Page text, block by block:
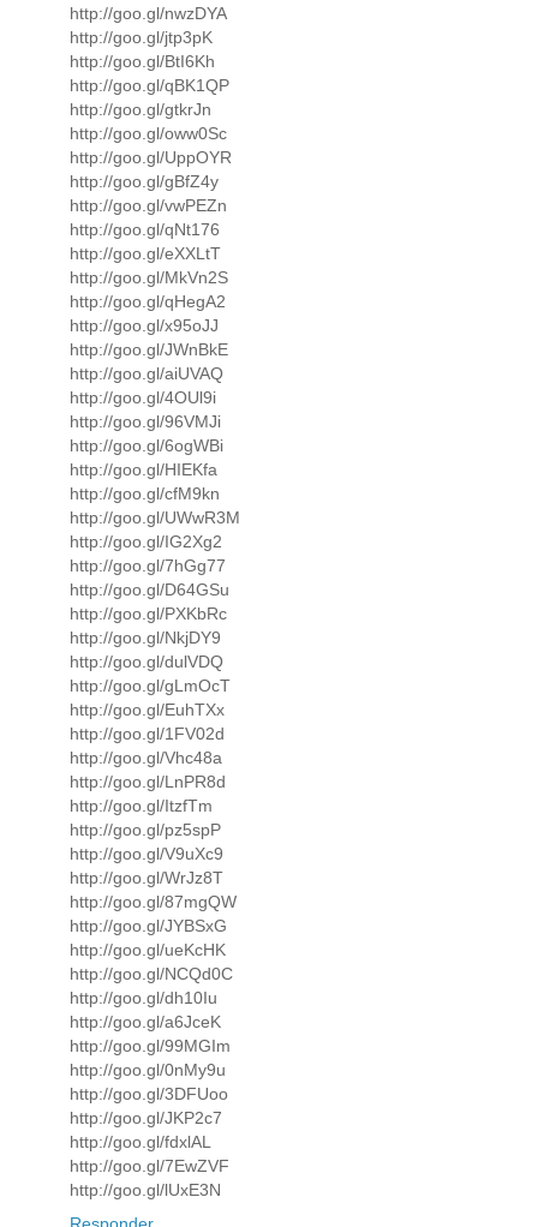
http://goo.gl/nwzDYA
http://goo.gl/jtp3pK
http://goo.gl/BtI6Kh
http://goo.gl/qBK1QP
http://goo.gl/gtkrJn
http://goo.gl/oww0Sc
http://goo.gl/UppOYR
http://goo.gl/gBfZ4y
http://goo.gl/vwPEZn
http://goo.gl/qNt176
http://goo.gl/eXXLtT
http://goo.gl/MkVn2S
http://goo.gl/qHegA2
http://goo.gl/x95oJJ
http://goo.gl/JWnBkE
http://goo.gl/aiUVAQ
http://goo.gl/4OUl9i
http://goo.gl/96VMJi
http://goo.gl/6ogWBi
http://goo.gl/HIEKfa
http://goo.gl/cfM9kn
http://goo.gl/UWwR3M
http://goo.gl/IG2Xg2
http://goo.gl/7hGg77
http://goo.gl/D64GSu
http://goo.gl/PXKbRc
http://goo.gl/NkjDY9
http://goo.gl/dulVDQ
http://goo.gl/gLmOcT
http://goo.gl/EuhTXx
http://goo.gl/1FV02d
http://goo.gl/Vhc48a
http://goo.gl/LnPR8d
http://goo.gl/ItzfTm
http://goo.gl/pz5spP
http://goo.gl/V9uXc9
http://goo.gl/WrJz8T
http://goo.gl/87mgQW
http://goo.gl/JYBSxG
http://goo.gl/ueKcHK
http://goo.gl/NCQd0C
http://goo.gl/dh10Iu
http://goo.gl/a6JceK
http://goo.gl/99MGIm
http://goo.gl/0nMy9u
http://goo.gl/3DFUoo
http://goo.gl/JKP2c7
http://goo.gl/fdxlAL
http://goo.gl/7EwZVF
http://goo.gl/lUxE3N